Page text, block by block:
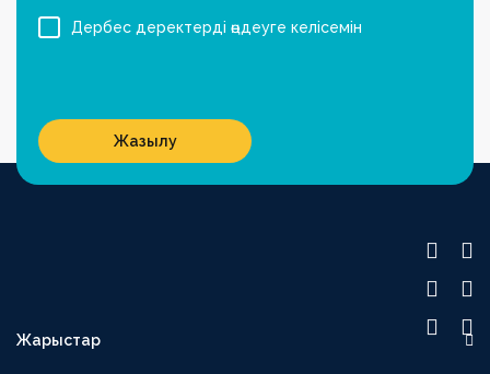
Жарыстар
Дербес деректерді өңдеуге келісемін
Жазылу